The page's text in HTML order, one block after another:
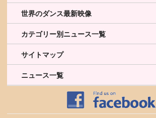
世界のダンス最新映像
カテゴリー別ニュース一覧
サイトマップ
ニュース一覧